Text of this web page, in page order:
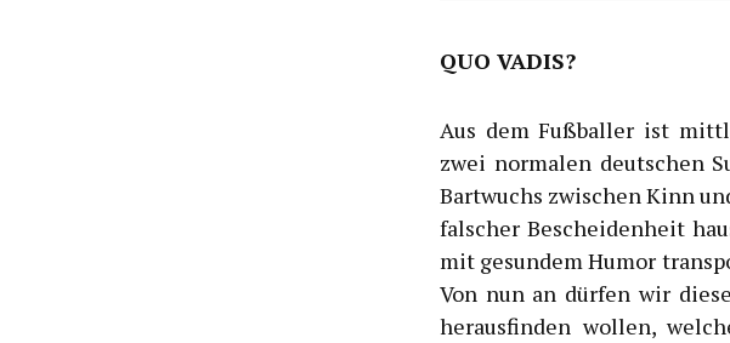
QUO VADIS?
Aus dem Fußballer ist
zwei normalen deutschen
Bartwuchs zwischen Kinn
falscher Bescheidenheit
mit gesundem Humor
Von nun an dürfen wir
herausfinden wollen,